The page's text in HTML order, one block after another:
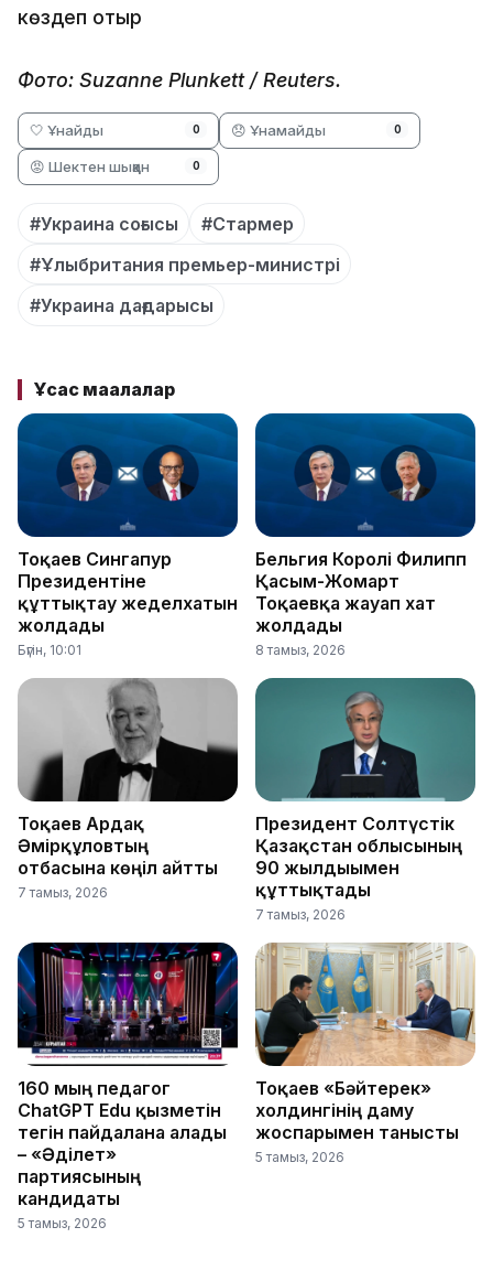
көздеп отыр
Фото: Suzanne Plunkett / Reuters.
🤍 Ұнайды 0 😞 Ұнамайды 0
😡 Шектен шыққан 0
#Украина соғысы
#Стармер
#Ұлыбритания премьер-министрі
#Украина дағдарысы
Ұқсас мақалалар
Тоқаев Сингапур
Президентіне
құттықтау жеделхатын
жолдады
Бүгін, 10:01
Бельгия Королі Филипп
Қасым-Жомарт
Тоқаевқа жауап хат
жолдады
8 тамыз, 2026
Тоқаев Ардақ
Әмірқұловтың
отбасына көңіл айтты
7 тамыз, 2026
Президент Солтүстік
Қазақстан облысының
90 жылдығымен
құттықтады
7 тамыз, 2026
160 мың педагог
ChatGPT Edu қызметін
тегін пайдалана алады
– «Әділет»
партиясының
кандидаты
5 тамыз, 2026
Тоқаев «Бәйтерек»
холдингінің даму
жоспарымен танысты
5 тамыз, 2026